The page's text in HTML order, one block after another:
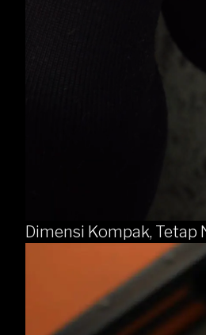
Dimensi Kompak, Tetap